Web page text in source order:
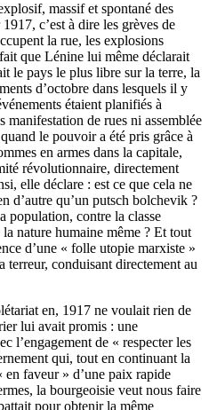
massif et spontané des
c’est à dire les grèves de
la rue, les explosions
que Lénine lui même déclarait
le pays le plus libre sur la terre, la
d’octobre dans lesquels il y
étaient planifiés à
manifestation de rues ni assemblée
le pouvoir a été pris grâce à
en armes dans la capitale,
révolutionnaire, directement
elle déclare : est ce que cela ne
d’autre qu’un putsch bolchevik ?
population, contre la classe
nature humaine même ? Et tout
d’une « folle utopie marxiste »
conduisant directement au
en, 1917 ne voulait rien de
lui avait promis : une
l’engagement de « respecter les
qui, tout en continuant la
en faveur » d’une paix rapide
la bourgeoisie veut nous faire
pour obtenir la même